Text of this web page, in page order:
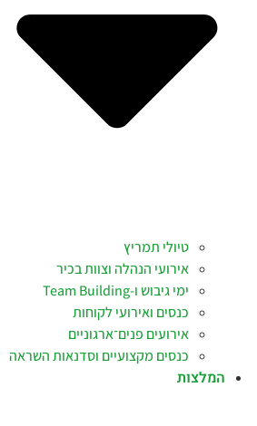
טיולי תמריץ
אירועי הנהלה וצוות בכיר
ימי גיבוש ו-Team Building
כנסים ואירועי לקוחות
אירועים פנים־ארגוניים
כנסים מקצועיים וסדנאות השראה
המלצות